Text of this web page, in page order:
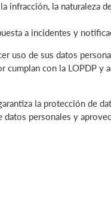
infracción, la naturaleza
a incidentes y
uso de sus datos
con la LOPDP
la protección de
personales y